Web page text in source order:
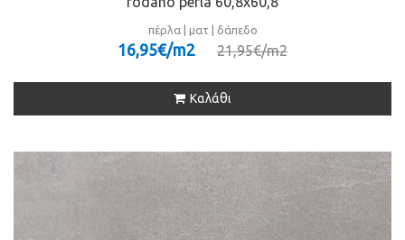
πέρλα | ματ | δάπεδο
16,95€/m2 21,95€/m2
Καλάθι